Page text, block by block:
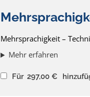
Mehrsprachigkeit –
Mehr erfahren
Für 297,00 €